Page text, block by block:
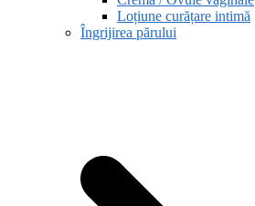
Loțiune curățare intimă
Îngrijirea părului